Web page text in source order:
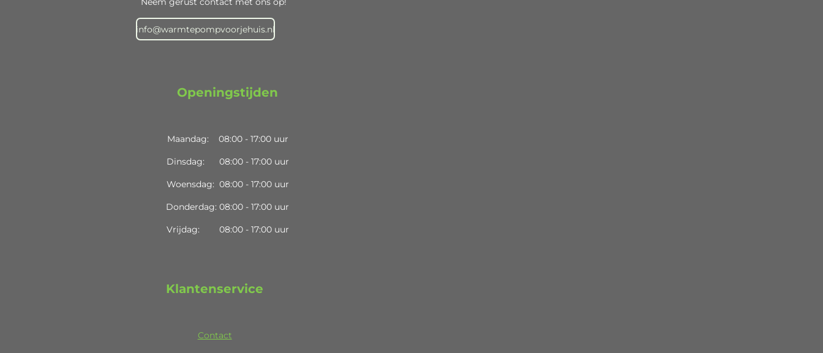
info@warmtepompvoorjehuis.nl
Openingstijden
Maandag: 08:00 - 17:00 uur
Dinsdag: 08:00 - 17:00 uur
Woensdag: 08:00 - 17:00 uur
Donderdag: 08:00 - 17:00 uur
Vrijdag: 08:00 - 17:00 uur
Klantenservice
Contact